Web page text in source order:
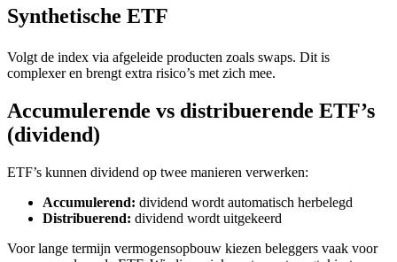
Synthetische ETF
Volgt de index via afgeleide producten zoals swaps. Dit is
complexer en brengt extra risico’s met zich mee.
Accumulerende vs distribuerende ETF’s
(dividend)
ETF’s kunnen dividend op twee manieren verwerken:
Accumulerend: dividend wordt automatisch herbelegd
Distribuerend: dividend wordt uitgekeerd
Voor lange termijn vermogensopbouw kiezen beleggers vaak voor